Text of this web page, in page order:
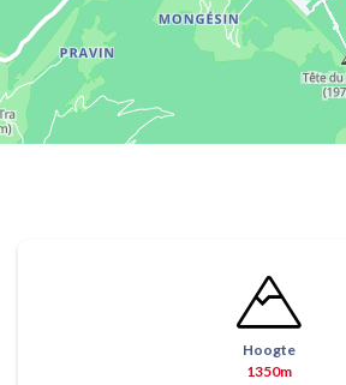
Hoogte
1350m